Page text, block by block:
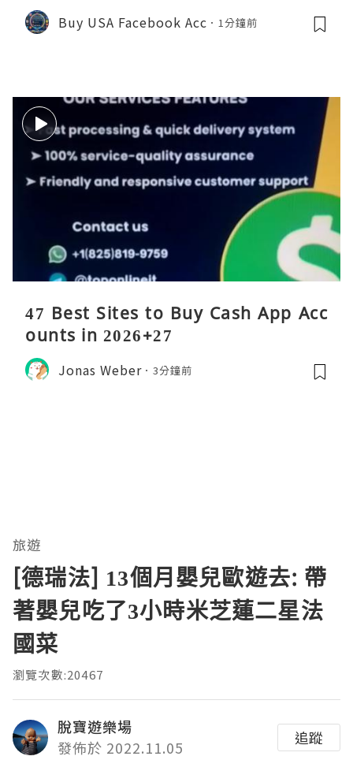
Buy USA Facebook Acc 1分鐘前
47 Best Sites to Buy Cash App Acc
ounts in 2026+27
Jonas Weber 3分鐘前
旅遊
[德瑞法] 13個月嬰兒歐遊去: 帶
著嬰兒吃了3小時米芝蓮二星法
國菜
瀏覽次數:20467
脫寶遊樂場
發佈於 2022.11.05
追蹤